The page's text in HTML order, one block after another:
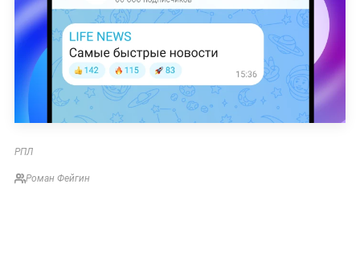
РПЛ
Роман Фейгин